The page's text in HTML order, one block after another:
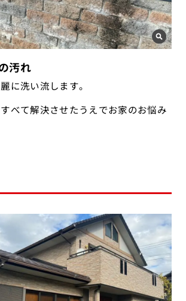
汚れ
に洗い流します。
べて解決させたうえでお家のお悩み